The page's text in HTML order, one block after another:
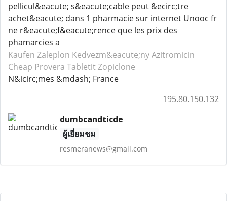
pellicul&eacute; s&eacute;cable peut &ecirc;tre
achet&eacute; dans 1 pharmacie sur internet Unooc fr
ne r&eacute;f&eacute;rence que les prix des
phamarcies a
Kaufen Zaleplon Kedvezm&eacute;ny Azitromicin
Cheap Provera Tabletit Zopiclone
N&icirc;mes &mdash; France
195.80.150.132
dumbcandticde
ผู้เยี่ยมชม
resmeranews@gmail.com